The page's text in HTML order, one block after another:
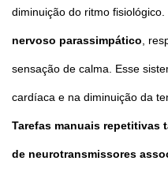
diminuição do ritmo fisiológico.
nervoso parassimpático ,
sensação de calma. Esse
cardíaca e na diminuição da
Tarefas manuais repetitivas
de neurotransmissores